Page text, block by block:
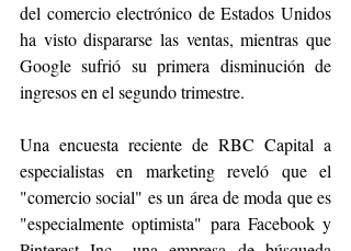
del comercio electrónico de Estados Unidos
ha visto dispararse las ventas, mientras que
Google sufrió su primera disminución de
ingresos en el segundo trimestre.
Una encuesta reciente de RBC Capital a
especialistas en marketing reveló que el
"comercio social" es un área de moda que es
"especialmente optimista" para Facebook y